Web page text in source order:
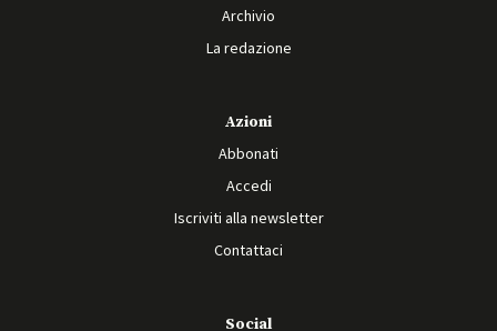
Archivio
La redazione
Azioni
Abbonati
Accedi
Iscriviti alla newsletter
Contattaci
Social